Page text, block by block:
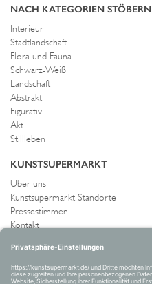
NACH KATEGORIEN STÖBERN
Interieur
Stadtlandschaft
Flora und Fauna
Schwarz-Weiß
Landschaft
Abstrakt
Figurativ
Akt
Stillleben
KUNSTSUPERMARKT
Über uns
Kunstsupermarkt Standorte
Pressestimmen
Kontakt
IMPRESSUM UND AGB
Allgemeine Geschäftsbedingungen